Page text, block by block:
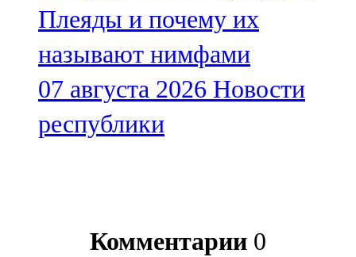
Плеяды и почему их
называют нимфами
07 августа 2026 Новости
республики
Комментарии 0